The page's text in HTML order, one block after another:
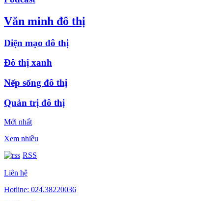
Văn minh đô thị
Diện mạo đô thị
Đô thị xanh
Nếp sống đô thị
Quản trị đô thị
Mới nhất
Xem nhiều
RSS
Liên hệ
Hotline: 024.38220036